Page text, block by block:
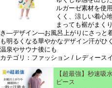
ルガーゼ素材を使
くく、涼しい着心
まっても裾がまく
き―デザイン―お風呂上がりにさっと
も明るくなる華やかなデザイン汗がひ
温泉やサウナ後にも
カテゴリ：ファッション / レディース
【超最強】秒速吸
ピース